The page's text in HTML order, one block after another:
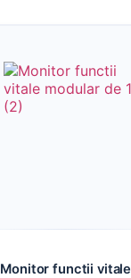
Monitor functii vitale